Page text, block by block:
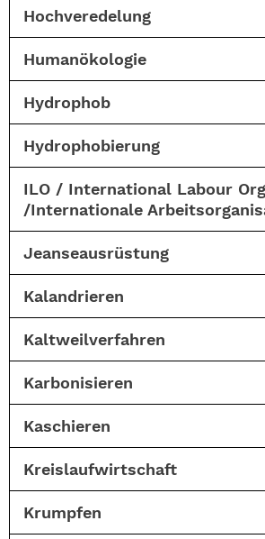
Hochveredelung
Humanökologie
Hydrophob
Hydrophobierung
ILO / International Labour
/Internationale
Jeanseausrüstung
Kalandrieren
Kaltweilverfahren
Karbonisieren
Kaschieren
Kreislaufwirtschaft
Krumpfen